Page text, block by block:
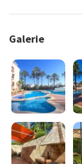
est répartie sur un
et fermée.
Vous entrez dans
d'une cuisine
vitrée fermée qui
elle est reliée au
Galerie